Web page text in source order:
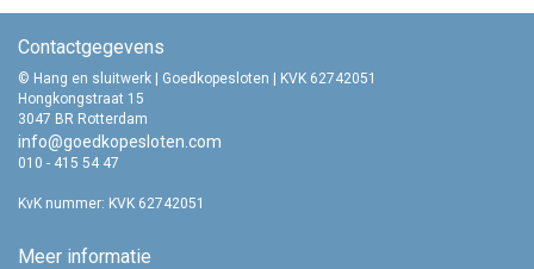
Contactgegevens
© Hang en sluitwerk | Goedkopesloten | KVK 62742051
Hongkongstraat 15
3047 BR Rotterdam
info@goedkopesloten.com
010 - 415 54 47
KvK nummer: KVK 62742051
Meer informatie